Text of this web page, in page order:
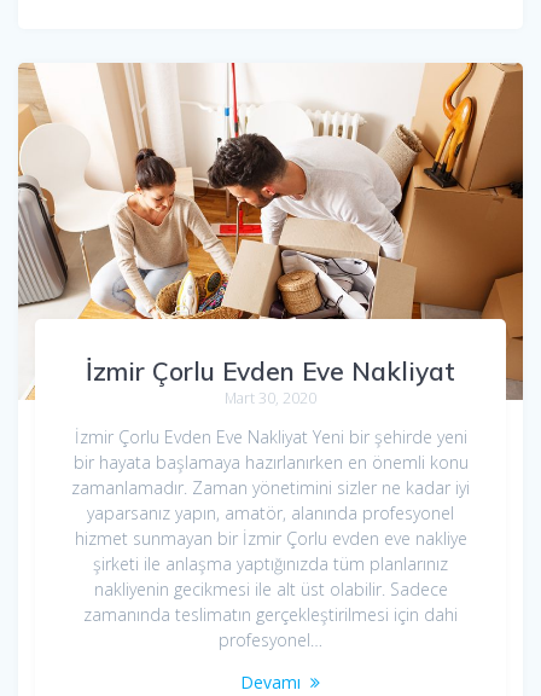
İzmir Çorlu Evden Eve Nakliyat
Mart 30, 2020
İzmir Çorlu Evden Eve Nakliyat Yeni bir şehirde yeni
bir hayata başlamaya hazırlanırken en önemli konu
zamanlamadır. Zaman yönetimini sizler ne kadar iyi
yaparsanız yapın, amatör, alanında profesyonel
hizmet sunmayan bir İzmir Çorlu evden eve nakliye
şirketi ile anlaşma yaptığınızda tüm planlarınız
nakliyenin gecikmesi ile alt üst olabilir. Sadece
zamanında teslimatın gerçekleştirilmesi için dahi
profesyonel…
Devamı